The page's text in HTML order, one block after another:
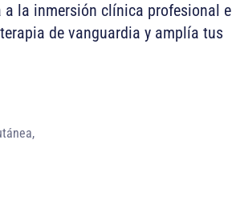
a la inmersión clínica profesional e
de vanguardia y amplía tus